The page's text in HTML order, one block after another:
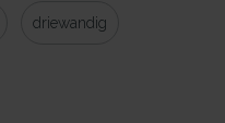
driewandig